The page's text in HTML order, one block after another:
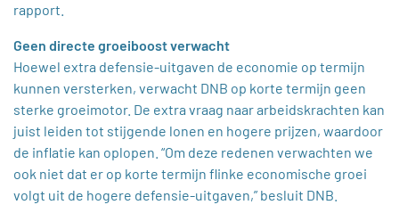
rapport.
Geen directe groeiboost verwacht
Hoewel extra defensie-uitgaven de economie op termijn
kunnen versterken, verwacht DNB op korte termijn geen
sterke groeimotor. De extra vraag naar arbeidskrachten kan
juist leiden tot stijgende lonen en hogere prijzen, waardoor
de inflatie kan oplopen. “Om deze redenen verwachten we
ook niet dat er op korte termijn flinke economische groei
volgt uit de hogere defensie-uitgaven,” besluit DNB.